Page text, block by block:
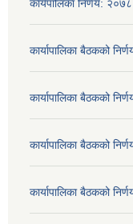
कार्यपालिका निर्णय:
कार्यापालिका बैठकको
कार्यापालिका बैठकको
कार्यापालिका बैठकको
कार्यापालिका बैठकको